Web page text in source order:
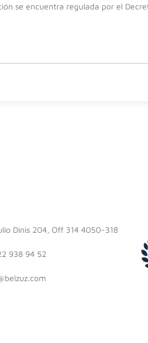
se encuentra regulada por el
Dinis 204, Off 314 4050-318
938 94 52